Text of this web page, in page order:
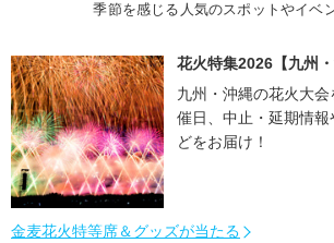
季節を感じる人気のスポットやイベ
花火特集2026【九州・
九州・沖縄の花火大
催日、中止・延期情
どをお届け！
金麦花火特等席＆グッズが当たる